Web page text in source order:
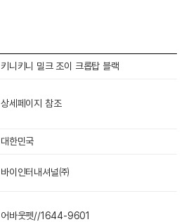
키니키니 밀크 조이 크롭탑 블랙
상세페이지 참조
대한민국
바이인터내셔널㈜
어바웃펫//1644-9601